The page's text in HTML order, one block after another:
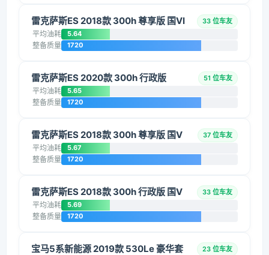
雷克萨斯ES 2018款 300h 尊享版 国VI 33 位车友
平均油耗 5.64
整备质量 1720
雷克萨斯ES 2020款 300h 行政版 51 位车友
平均油耗 5.65
整备质量 1720
雷克萨斯ES 2018款 300h 尊享版 国V 37 位车友
平均油耗 5.67
整备质量 1720
雷克萨斯ES 2018款 300h 行政版 国V 33 位车友
平均油耗 5.69
整备质量 1720
宝马5系新能源 2019款 530Le 豪华套
23 位车友